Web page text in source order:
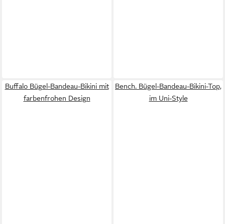
Buffalo Bügel-Bandeau-Bikini mit
farbenfrohen Design
Bench. Bügel-Bandeau-Bikini-Top,
im Uni-Style